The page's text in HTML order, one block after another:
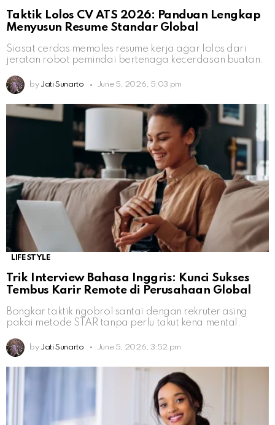
Taktik Lolos CV ATS 2026: Panduan Lengkap
Menyusun Resume Standar Global
Siasat cerdas memoles resume kerja agar lolos dari
jeratan robot pemindai bertenaga kecerdasan buatan.
by Jati Sunarto June 5, 2026, 5:03 pm
LIFESTYLE
Trik Interview Bahasa Inggris: Kunci Sukses
Tembus Karir Remote di Perusahaan Global
Bongkar taktik ngobrol santai dengan rekruter asing
pakai metode STAR tanpa perlu takut kena mental.
by Jati Sunarto June 5, 2026, 3:52 pm